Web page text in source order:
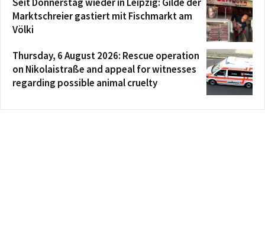
Marktschreier gastiert mit Fischmarkt am
Völki
Thursday, 6 August 2026: Rescue operation
on Nikolaistraße and appeal for witnesses
regarding possible animal cruelty